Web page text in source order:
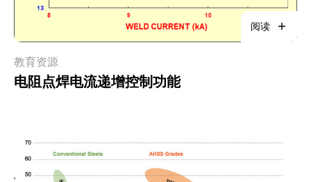
阅读
教育资源
电阻点焊电流递增控制功能